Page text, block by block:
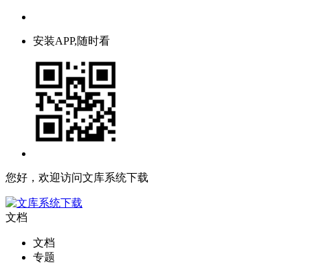
安装APP,随时看
您好，欢迎访问文库系统下载
文档
文档
专题